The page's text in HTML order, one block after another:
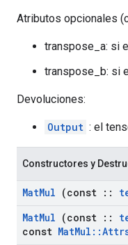
Atributos opcionales
transpose_a: si
transpose_b: si
Devoluciones:
Output : el
Constructores y
MatMul (const ::
MatMul (const ::
const MatMul ::